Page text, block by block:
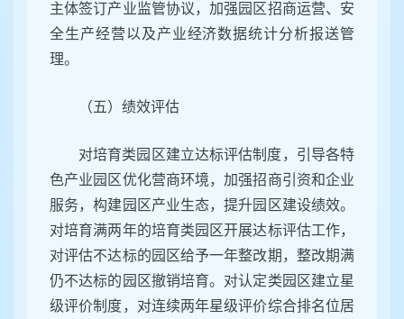
主体签订产业监管协议，加强园区招商运营、安
全生产经营以及产业经济数据统计分析报送管
理。
（五）绩效评估
对培育类园区建立达标评估制度，引导各特
色产业园区优化营商环境，加强招商引资和企业
服务，构建园区产业生态，提升园区建设绩效。
对培育满两年的培育类园区开展达标评估工作，
对评估不达标的园区给予一年整改期，整改期满
仍不达标的园区撤销培育。对认定类园区建立星
级评价制度，对连续两年星级评价综合排名位居